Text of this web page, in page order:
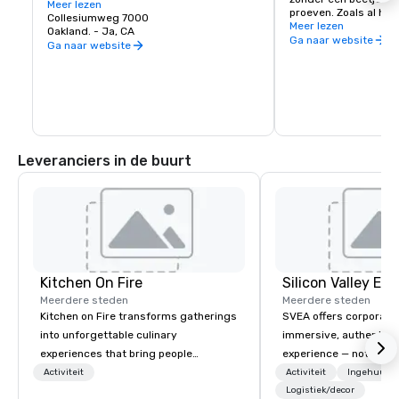
favoriete artiesten!
Meer lezen
Collesiumweg 7000
Oakland. - Ja, CA
Ga naar website
proeven. Zoals al
onze wijnscene een
stedelijke wijnhuizen
winkelen, te eten en
Meer lezen
Ga naar website
Leveranciers in de buurt
Kitchen On Fire
Meerdere steden
Kitchen on Fire transforms gatherings
into unforgettable culinary
experiences that bring people
together. Since 2005, we've
Activiteit
Meerdere steden
SVEA offers
immersive, authentic
experience — not a
transformation. We
facilitate custom
Activiteit
Logistiek/decor